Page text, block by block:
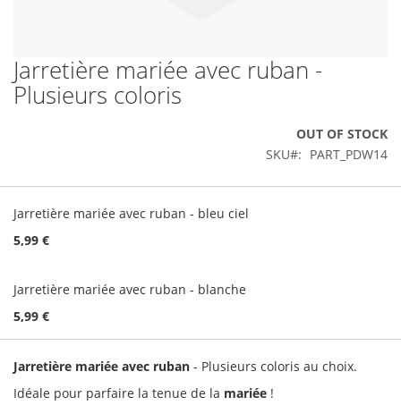
Skip
to
the
gallery
Jarretière mariée avec ruban -
Plusieurs coloris
OUT OF STOCK
SKU
PART_PDW14
product
Jarretière mariée avec ruban - bleu ciel
5,99 €
Jarretière mariée avec ruban - blanche
5,99 €
Jarretière mariée avec ruban - Plusieurs coloris au choix.
Idéale pour parfaire la tenue de la mariée !